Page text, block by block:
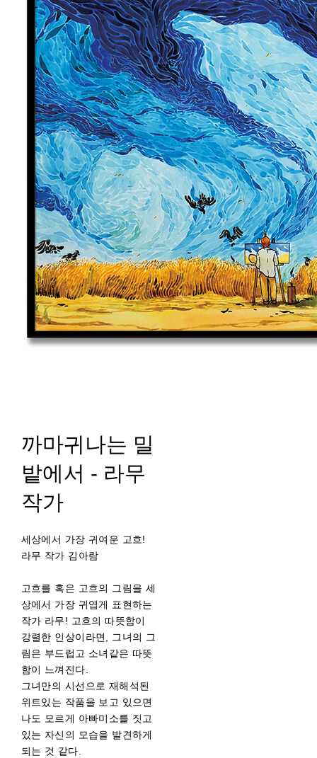
까마귀나는 밀
밭에서 - 라무
작가
세상에서 가장 귀여운 고흐!
라무 작가 김아람
고흐를 혹은 고흐의 그림을 세
상에서 가장 귀엽게 표현하는
작가 라무! 고흐의 따뜻함이
강렬한 인상이라면, 그녀의 그
림은 부드럽고 소녀같은 따뜻
함이 느껴진다.
그녀만의 시선으로 재해석된
위트있는 작품을 보고 있으면
나도 모르게 아빠미소를 짓고
있는 자신의 모습을 발견하게
되는 것 같다.